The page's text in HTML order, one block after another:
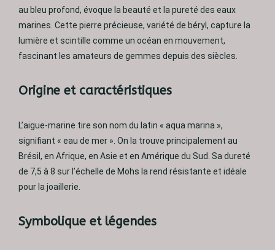
au bleu profond, évoque la beauté et la pureté des eaux
marines. Cette pierre précieuse, variété de béryl, capture la
lumière et scintille comme un océan en mouvement,
fascinant les amateurs de gemmes depuis des siècles.
Origine et caractéristiques
L’aigue-marine tire son nom du latin « aqua marina »,
signifiant « eau de mer ». On la trouve principalement au
Brésil, en Afrique, en Asie et en Amérique du Sud. Sa dureté
de 7,5 à 8 sur l’échelle de Mohs la rend résistante et idéale
pour la joaillerie.
Symbolique et légendes